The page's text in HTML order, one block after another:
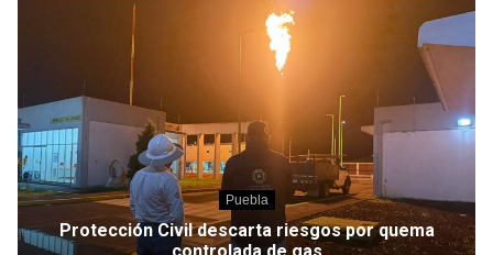
Puebla
Protección Civil descarta riesgos por quema